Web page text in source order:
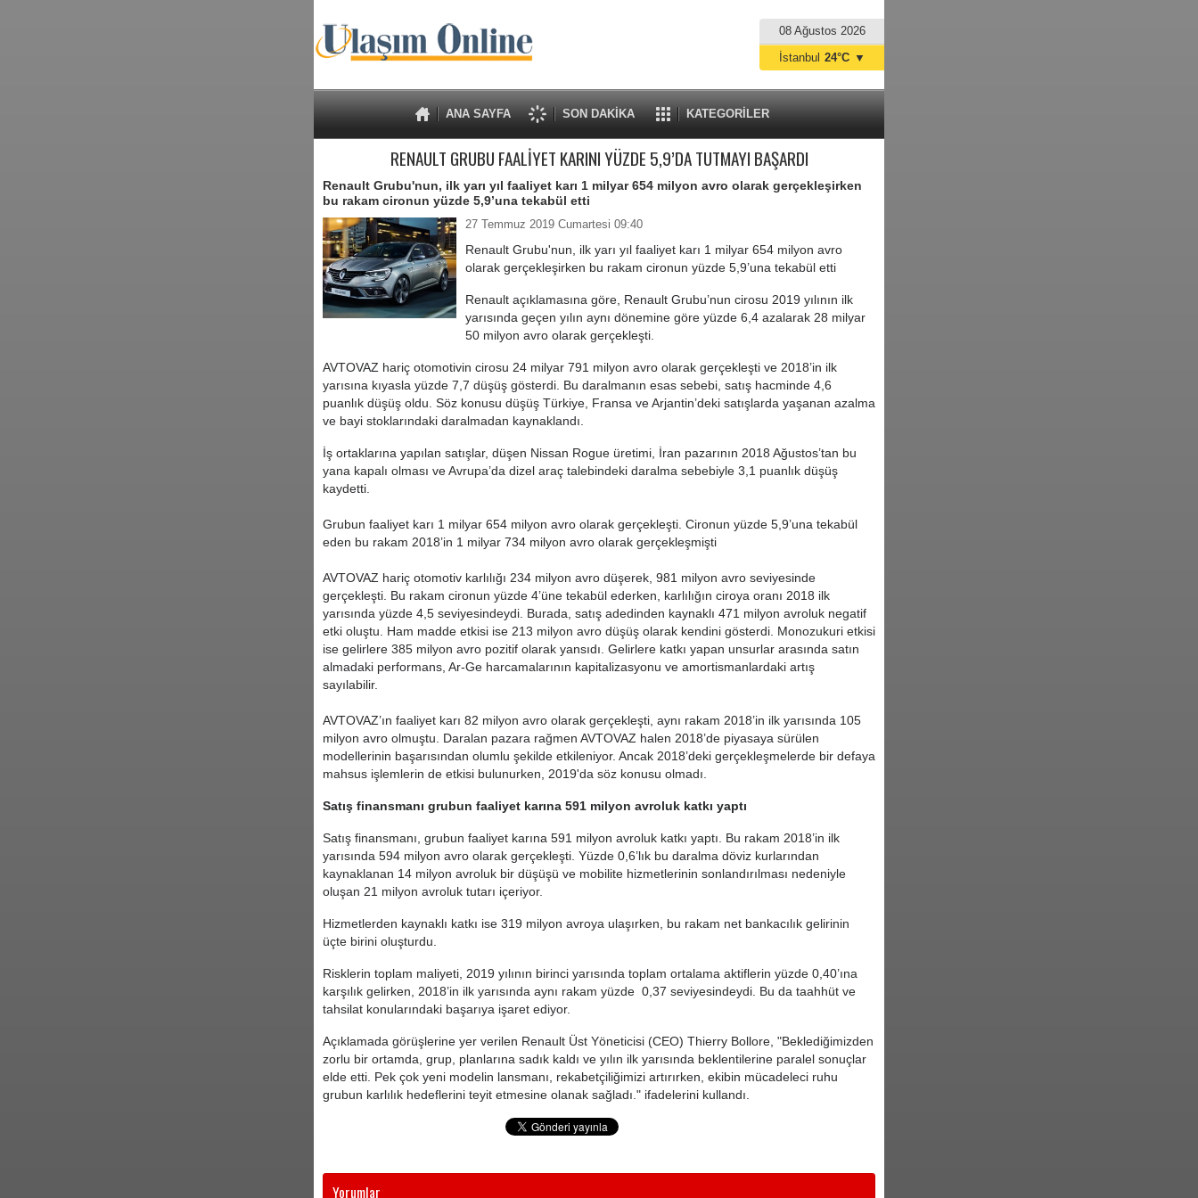
08 Ağustos 2026
ANA SAYFA SON DAKİKA KATEGORİLER
İstanbul 24°C ▼
RENAULT GRUBU FAALİYET KARINI YÜZDE 5,9’DA TUTMAYI BAŞARDI
Renault Grubu'nun, ilk yarı yıl faaliyet karı 1 milyar 654 milyon avro olarak gerçekleşirken
bu rakam cironun yüzde 5,9’una tekabül etti
27 Temmuz 2019 Cumartesi 09:40
Renault Grubu'nun, ilk yarı yıl faaliyet karı 1 milyar 654 milyon avro
olarak gerçekleşirken bu rakam cironun yüzde 5,9’una tekabül etti
Renault açıklamasına göre, Renault Grubu’nun cirosu 2019 yılının ilk
yarısında geçen yılın aynı dönemine göre yüzde 6,4 azalarak 28 milyar
50 milyon avro olarak gerçekleşti.
AVTOVAZ hariç otomotivin cirosu 24 milyar 791 milyon avro olarak gerçekleşti ve 2018’in ilk
yarısına kıyasla yüzde 7,7 düşüş gösterdi. Bu daralmanın esas sebebi, satış hacminde 4,6
puanlık düşüş oldu. Söz konusu düşüş Türkiye, Fransa ve Arjantin’deki satışlarda yaşanan azalma
ve bayi stoklarındaki daralmadan kaynaklandı.
İş ortaklarına yapılan satışlar, düşen Nissan Rogue üretimi, İran pazarının 2018 Ağustos’tan bu
yana kapalı olması ve Avrupa’da dizel araç talebindeki daralma sebebiyle 3,1 puanlık düşüş
kaydetti.
Grubun faaliyet karı 1 milyar 654 milyon avro olarak gerçekleşti. Cironun yüzde 5,9’una tekabül
eden bu rakam 2018’in 1 milyar 734 milyon avro olarak gerçekleşmişti
AVTOVAZ hariç otomotiv karlılığı 234 milyon avro düşerek, 981 milyon avro seviyesinde
gerçekleşti. Bu rakam cironun yüzde 4’üne tekabül ederken, karlılığın ciroya oranı 2018 ilk
yarısında yüzde 4,5 seviyesindeydi. Burada, satış adedinden kaynaklı 471 milyon avroluk negatif
etki oluştu. Ham madde etkisi ise 213 milyon avro düşüş olarak kendini gösterdi. Monozukuri etkisi
ise gelirlere 385 milyon avro pozitif olarak yansıdı. Gelirlere katkı yapan unsurlar arasında satın
almadaki performans, Ar-Ge harcamalarının kapitalizasyonu ve amortismanlardaki artış
sayılabilir.
AVTOVAZ’ın faaliyet karı 82 milyon avro olarak gerçekleşti, aynı rakam 2018’in ilk yarısında 105
milyon avro olmuştu. Daralan pazara rağmen AVTOVAZ halen 2018’de piyasaya sürülen
modellerinin başarısından olumlu şekilde etkileniyor. Ancak 2018’deki gerçekleşmelerde bir defaya
mahsus işlemlerin de etkisi bulunurken, 2019'da söz konusu olmadı.
Satış finansmanı grubun faaliyet karına 591 milyon avroluk katkı yaptı
Satış finansmanı, grubun faaliyet karına 591 milyon avroluk katkı yaptı. Bu rakam 2018’in ilk
yarısında 594 milyon avro olarak gerçekleşti. Yüzde 0,6’lık bu daralma döviz kurlarından
kaynaklanan 14 milyon avroluk bir düşüşü ve mobilite hizmetlerinin sonlandırılması nedeniyle
oluşan 21 milyon avroluk tutarı içeriyor.
Hizmetlerden kaynaklı katkı ise 319 milyon avroya ulaşırken, bu rakam net bankacılık gelirinin
üçte birini oluşturdu.
Risklerin toplam maliyeti, 2019 yılının birinci yarısında toplam ortalama aktiflerin yüzde 0,40’ına
karşılık gelirken, 2018’in ilk yarısında aynı rakam yüzde 0,37 seviyesindeydi. Bu da taahhüt ve
tahsilat konularındaki başarıya işaret ediyor.
Açıklamada görüşlerine yer verilen Renault Üst Yöneticisi (CEO) Thierry Bollore, "Beklediğimizden
zorlu bir ortamda, grup, planlarına sadık kaldı ve yılın ilk yarısında beklentilerine paralel sonuçlar
elde etti. Pek çok yeni modelin lansmanı, rekabetçiliğimizi artırırken, ekibin mücadeleci ruhu
grubun karlılık hedeflerini teyit etmesine olanak sağladı." ifadelerini kullandı.
Yorumlar